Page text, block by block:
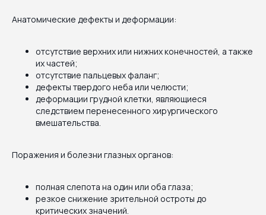
Анатомические дефекты и деформации:
отсутствие верхних или нижних конечностей, а также
их частей;
отсутствие пальцевых фаланг;
дефекты твердого неба или челюсти;
деформации грудной клетки, являющиеся
следствием перенесенного хирургического
вмешательства.
Поражения и болезни глазных органов:
полная слепота на один или оба глаза;
резкое снижение зрительной остроты до
критических значений.